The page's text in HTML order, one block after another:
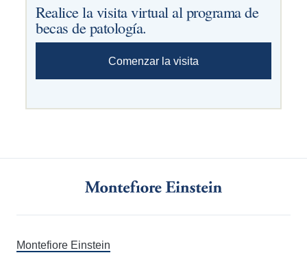
Realice la visita virtual al programa de
becas de patología.
Comenzar la visita
Montefiore Einstein